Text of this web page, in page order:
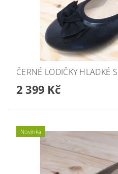
ČERNÉ LODIČKY HLADKÉ
2 399 Kč
Novinka